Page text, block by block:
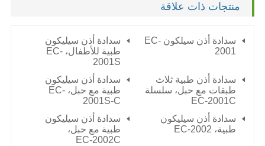
منتجات ذات علاقة
سدادة أذن سيلكون EC-
2001
سدادة أذن سيليكون
طبية للأطفال، EC-
2001S
سدادة أذن طبية ثلاث
طبقات مع حبل، سلسلة
EC-2001C
سدادة أذن سيليكون
طبية مع حبل، EC-
2001S-C
سدادة أذن سيليكون
طبية، EC-2002
سدادة أذن سيليكون
طبية مع حبل،
EC-2002C